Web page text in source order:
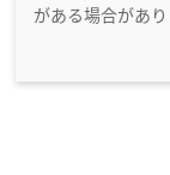
がある場合があり